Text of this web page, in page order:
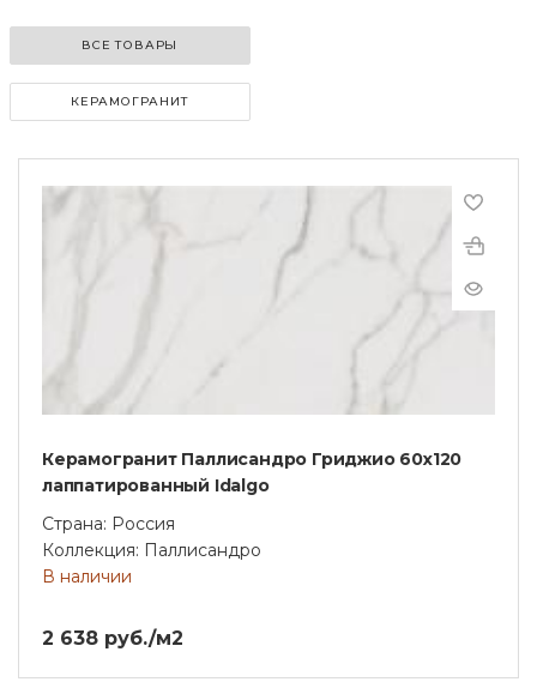
ВСЕ ТОВАРЫ
КЕРАМОГРАНИТ
Керамогранит Паллисандро Гриджио 60x120
лаппатированный Idalgo
Страна: Россия
Коллекция: Паллисандро
В наличии
2 638 руб./м2